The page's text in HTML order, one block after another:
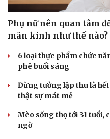
Phụ nữ nên quan tâm
mãn kinh như thế nào?
6 loại thực phẩm chức
phê buổi sáng
Đừng tưởng lập thu là
thật sự mát mẻ
Mèo sống thọ tới 31 tuổi,
ngờ